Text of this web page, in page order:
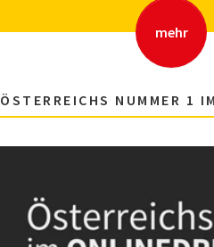
mehr
ÖSTERREICHS NUMMER 1